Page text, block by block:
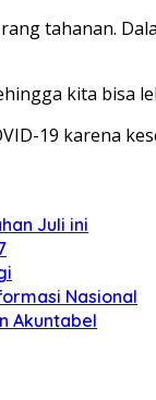
tahanan.
kita bisa
19 karena
Juli ini
Nasional
Akuntabel